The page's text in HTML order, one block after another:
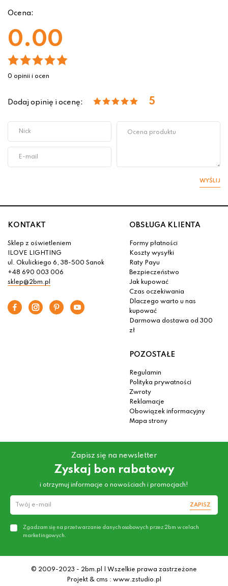
Ocena:
0.00
0 opinii i ocen
Dodaj opinię i ocenę: 5
WYŚLIJ
KONTAKT
Sklep z oświetleniem
ILOVE LIGHTING
ul. Okulickiego 6, 38-500 Sanok
+48 690 003 006
sklep@2bm.pl
OBSŁUGA KLIENTA
Formy płatności
Koszty wysyłki
Raty Payu
Bezpieczeństwo
Jak kupować
Czas oczekiwania
Dlaczego warto u nas
kupować
Darmowa dostawa od 300
zł
POZOSTAŁE
Regulamin
Polityka prywatności
Zwroty
Reklamacje
Obowiązek informacyjny
Mapa strony
Zapisz się na newsletter
Zyskaj bon rabatowy
i otrzymuj informacje o nowościach i promocjach!
ZAPISZ
Zgadzam się na przetwarzanie danych osobowych przez 2bm w celach
marketingowych.
© 2009-2023 - 2bm.pl | Wszelkie prawa zastrzeżone
Projekt & cms : www.zstudio.pl